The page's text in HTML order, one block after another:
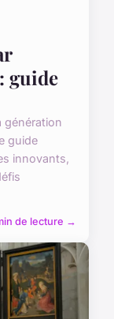
guide
génération
guide
innovants,
de lecture →